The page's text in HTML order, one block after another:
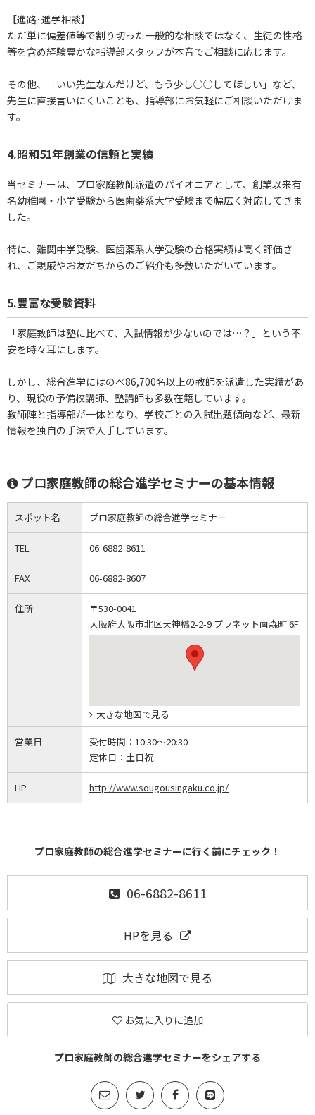
【進路･進学相談】
ただ単に偏差値等で割り切った一般的な相談ではなく、生徒の性格
等を含め経験豊かな指導部スタッフが本音でご相談に応じます。
その他、「いい先生なんだけど、もう少し○○してほしい」など、
先生に直接言いにくいことも、指導部にお気軽にご相談いただけま
す。
4.昭和51年創業の信頼と実績
当セミナーは、プロ家庭教師派遣のパイオニアとして、創業以来有
名幼稚園・小学受験から医歯薬系大学受験まで幅広く対応してきま
した。
特に、難関中学受験、医歯薬系大学受験の合格実績は高く評価さ
れ、ご親戚やお友だちからのご紹介も多数いただいています。
5.豊富な受験資料
「家庭教師は塾に比べて、入試情報が少ないのでは…？」という不
安を時々耳にします。
しかし、総合進学にはのべ86,700名以上の教師を派遣した実績があ
り、現役の予備校講師、塾講師も多数在籍しています。
教師陣と指導部が一体となり、学校ごとの入試出題傾向など、最新
情報を独自の手法で入手しています。
プロ家庭教師の総合進学セミナーの基本情報
スポット名 プロ家庭教師の総合進学セミナー
TEL 06-6882-8611
FAX 06-6882-8607
住所
〒530-0041
大阪府大阪市北区天神橋2-2-9 プラネット南森町 6F
大きな地図で見る
営業日 受付時間： 10:30～20:30
定休日： 土日祝
HP http://www.sougousingaku.co.jp/
プロ家庭教師の総合進学セミナーに行く前にチェック！
06-6882-8611
HPを見る
大きな地図で見る
お気に入りに追加
プロ家庭教師の総合進学セミナーをシェアする